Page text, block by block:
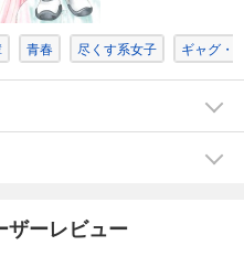
青春 尽くす系女子 ギャグ・
ザーレビュー